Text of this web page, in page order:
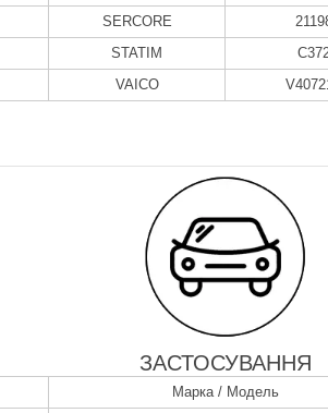
SERCORE
STATIM
VAICO
ЗАСТОСУВАННЯ
Марка / Модель